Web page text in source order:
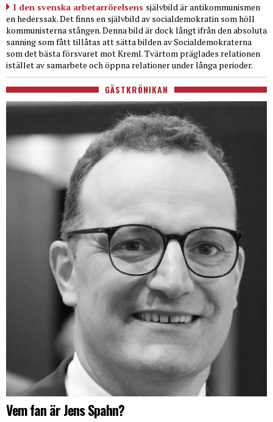
I den svenska arbetarrörelsens självbild är antikommunismen
en hederssak. Det finns en självbild av socialdemokratin som höll
kommunisterna stången. Denna bild är dock långt ifrån den absoluta
sanning som fått tillåtas att sätta bilden av Socialdemokraterna
som det bästa försvaret mot Kreml. Tvärtom präglades relationen
istället av samarbete och öppna relationer under långa perioder.
GÄSTKRÖNIKAN
Vem fan är Jens Spahn?